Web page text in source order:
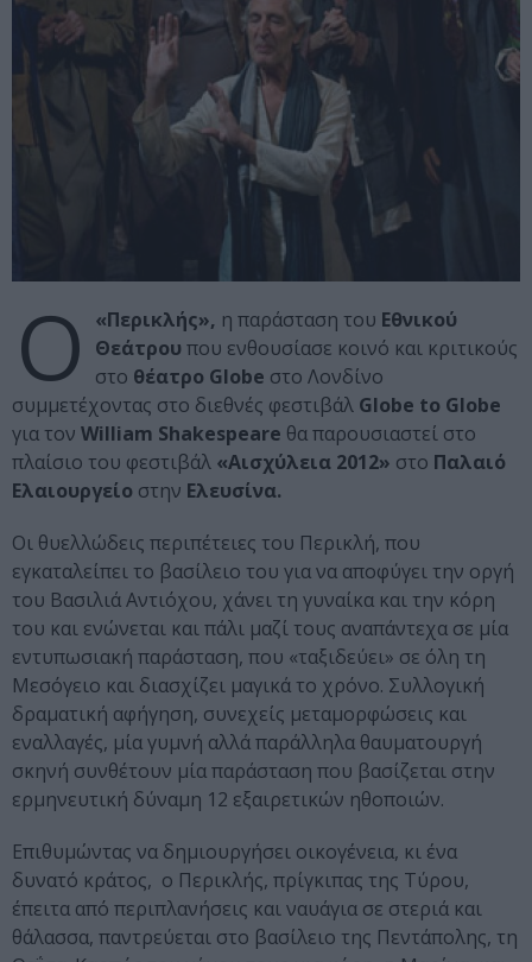
Ο «Περικλής», η παράσταση του Εθνικού
Θεάτρου που ενθουσίασε κοινό και κριτικούς
στο θέατρο Globe στο Λονδίνο
συμμετέχοντας στο διεθνές φεστιβάλ Globe to Globe
για τον William Shakespeare θα παρουσιαστεί στο
πλαίσιο του φεστιβάλ «Αισχύλεια 2012» στο Παλαιό
Ελαιουργείο στην Ελευσίνα.
Οι θυελλώδεις περιπέτειες του Περικλή, που
εγκαταλείπει το βασίλειο του για να αποφύγει την οργή
του Βασιλιά Αντιόχου, χάνει τη γυναίκα και την κόρη
του και ενώνεται και πάλι μαζί τους αναπάντεχα σε μία
εντυπωσιακή παράσταση, που «ταξιδεύει» σε όλη τη
Μεσόγειο και διασχίζει μαγικά το χρόνο. Συλλογική
δραματική αφήγηση, συνεχείς μεταμορφώσεις και
εναλλαγές, μία γυμνή αλλά παράλληλα θαυματουργή
σκηνή συνθέτουν μία παράσταση που βασίζεται στην
ερμηνευτική δύναμη 12 εξαιρετικών ηθοποιών.
Επιθυμώντας να δημιουργήσει οικογένεια, κι ένα
δυνατό κράτος, ο Περικλής, πρίγκιπας της Τύρου,
έπειτα από περιπλανήσεις και ναυάγια σε στεριά και
θάλασσα, παντρεύεται στο βασίλειο της Πεντάπολης, τη